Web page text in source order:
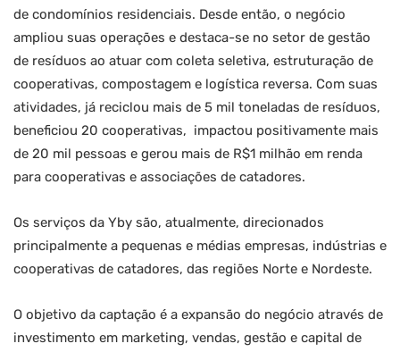
de condomínios residenciais. Desde então, o negócio
ampliou suas operações e destaca-se no setor de gestão
de resíduos ao atuar com coleta seletiva, estruturação de
cooperativas, compostagem e logística reversa. Com suas
atividades, já reciclou mais de 5 mil toneladas de resíduos,
beneficiou 20 cooperativas, impactou positivamente mais
de 20 mil pessoas e gerou mais de R$1 milhão em renda
para cooperativas e associações de catadores.
Os serviços da Yby são, atualmente, direcionados
principalmente a pequenas e médias empresas, indústrias e
cooperativas de catadores, das regiões Norte e Nordeste.
O objetivo da captação é a expansão do negócio através de
investimento em marketing, vendas, gestão e capital de